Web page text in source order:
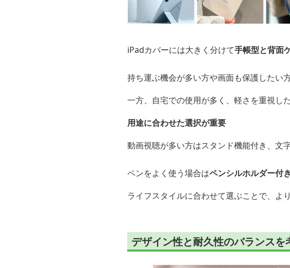
iPadカバーには大きく分けて手帳型と背面
持ち運ぶ機会が多い方や画面も保護したい
一方、自宅での使用が多く、軽さを重視し
用途に合わせた選択が重要
動画視聴が多い方はスタンド機能付き、文
ペンをよく使う場合はペンシルホルダー付き
ライフスタイルに合わせて選ぶことで、よ
デザイン性と耐久性のバランスを